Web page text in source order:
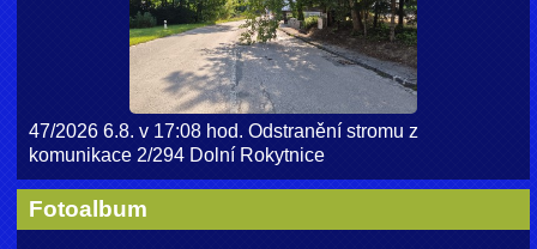
47/2026 6.8. v 17:08 hod. Odstranění stromu z
komunikace 2/294 Dolní Rokytnice
Fotoalbum